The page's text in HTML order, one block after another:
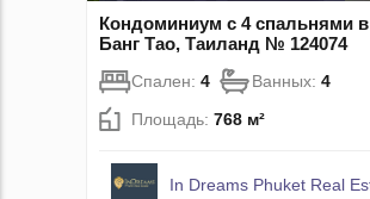
Кондоминиум с 4 спальнями в
Банг Тао, Таиланд № 124074
Спален: 4 Ванных: 4
Площадь: 768 м²
In Dreams Phuket Real